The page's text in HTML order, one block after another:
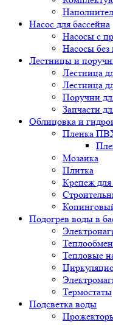
Насос для бассейна
Насосы с
Насосы без
Лестницы и
Лестница
Лестница
Поручни
Запчасти
Облицовка и
Пленка
Мозаика
Плитка
Крепеж
Подогрев воды в
Тепловые
Термостаты
Подсветка воды